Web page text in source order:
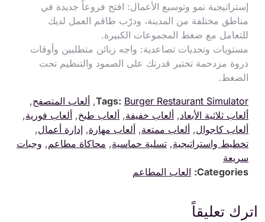
إستراتيجية نمو وتوسيع الأعمال: افتح فروعاً جديدة في
مناطق مختلفة من المدينة، ودرّب طاقم العمل لديك
للتعامل مع ضغط المجموعات الكبيرة.
مستويات وتحديات تصاعدية: واجه زبائن متطلبين وأوقات
ذروة مزدحمة تختبر قدرتك على الصمود والتنظيم تحت
الضغط.
Tags: Burger Restaurant Simulator
, ألعاب المتصفح,
ألعاب ثلاثية الأبعاد, ألعاب خفيفة, ألعاب طبخ, ألعاب فورية,
ألعاب كاجوال, ألعاب ممتعة, ألعاب مهارة, إدارة أعمال,
تخطيط واستراتيجية, تسلية حماسية, محاكاة مطاعم, وجبات
سريعة
Categories: العاب المطاعم
اترك تعليقاً